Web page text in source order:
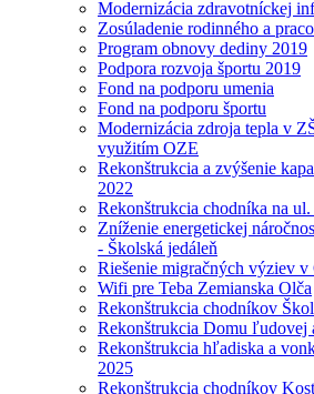
Modernizácia zdravotníckej
Zosúladenie rodinného a
Program obnovy dediny 2019
Podpora rozvoja športu 2019
Fond na podporu umenia
Fond na podporu športu
Modernizácia zdroja tepla v
využitím OZE
Rekonštrukcia a zvýšenie
2022
Rekonštrukcia chodníka na
Zníženie energetickej
- Školská jedáleň
Riešenie migračných výziev
Wifi pre Teba Zemianska Olča
Rekonštrukcia chodníkov
Rekonštrukcia Domu ľudovej
Rekonštrukcia hľadiska a
2025
Rekonštrukcia chodníkov